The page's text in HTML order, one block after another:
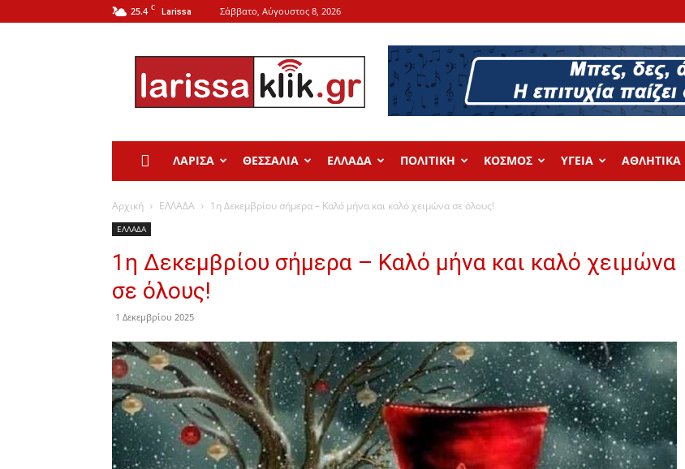
25.4 C Larissa Σάββατο, Αύγουστος 8, 2026
Larissa
ΛΑΡΙΣΑ ΘΕΣΣΑΛΙΑ ΕΛΛΑΔΑ ΠΟΛΙΤΙΚΗ ΚΟΣΜΟΣ ΥΓΕΙΑ ΑΘΛΗΤΙΚΑ
Αρχική ΕΛΛΑΔΑ 1η Δεκεμβρίου σήμερα – Καλό μήνα και καλό χειμώνα σε όλους!
ΕΛΛΑΔΑ
1η Δεκεμβρίου σήμερα – Καλό μήνα και καλό χειμώνα
σε όλους!
1 Δεκεμβρίου 2025